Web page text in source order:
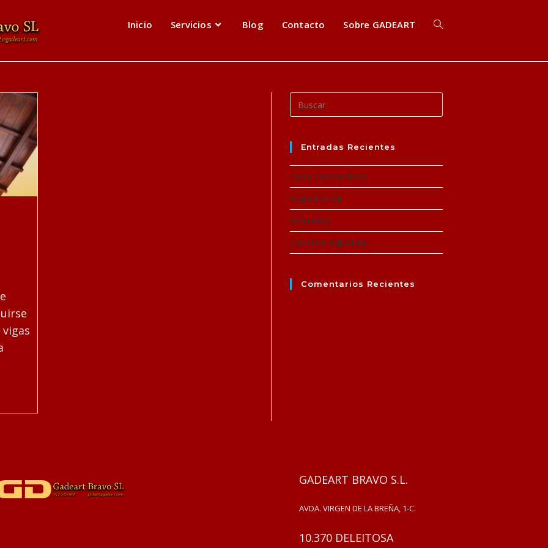
Inicio Servicios Blog Contacto Sobre GADEART
Buscar
en
webEntradas Recientes
Cubre contenedores
Seguridad vial
Señalética
Cubiertas aligeradas.
Comentarios Recientes
GADEART BRAVO S.L.
AVDA. VIRGEN DE LA BREÑA, 1-C.
10.370 DELEITOSA